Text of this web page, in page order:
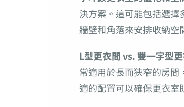
決方案。這可能包括選
牆壁和角落來安排收納空
L型更衣間 vs. 雙一字型更
常適用於長而狹窄的房
適的配置可以確保更衣室